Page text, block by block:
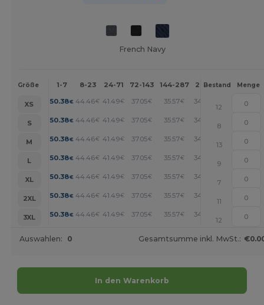
French Navy
Größe 1-7 8-23 24-71 72-143 144-287 288 + Mehr
Bestand Menge
XS 50.38€ 44.46€ 41.49€ 37.05€ 35.57€ 34.08
12
S
50.38€ 44.46€ 41.49€ 37.05€ 35.57€ 34.08
8
M
50.38€ 44.46€ 41.49€ 37.05€ 35.57€ 34.08
13
L
50.38€ 44.46€ 41.49€ 37.05€ 35.57€ 34.08
9
XL
50.38€ 44.46€ 41.49€ 37.05€ 35.57€ 34.08
7
2XL
50.38€ 44.46€ 41.49€ 37.05€ 35.57€ 34.08
11
3XL
50.38€ 44.46€ 41.49€ 37.05€ 35.57€ 34.08
12
Auswahlen: 0 Gesamtsumme inkl. MwSt.:
In den Warenkorb